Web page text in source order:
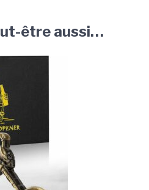
être aussi…